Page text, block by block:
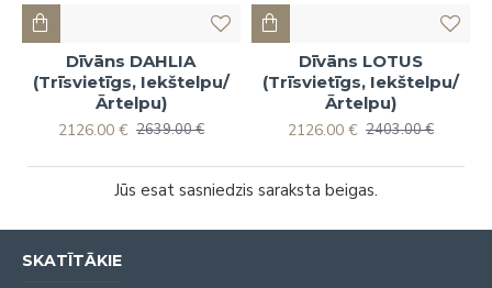
Dīvāns DAHLIA
(Trīsvietīgs, Iekštelpu/
Ārtelpu)
2126.00 € 2639.00 €
Dīvāns LOTUS
(Trīsvietīgs, Iekštelpu/
Ārtelpu)
2126.00 € 2403.00 €
Jūs esat sasniedzis saraksta beigas.
SKATĪTĀKIE